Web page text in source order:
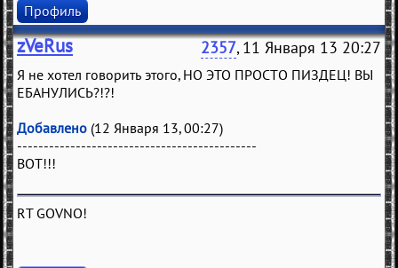
Профиль
zVeRus 2357, 11 Января 13 20:27
Я не хотел говорить этого, НО ЭТО ПРОСТО ПИЗДЕЦ! ВЫ
ЕБАНУЛИСЬ?!?!
Добавлено (12 Января 13, 00:27)
---------------------------------------------
ВОТ!!!
RT GOVNO!